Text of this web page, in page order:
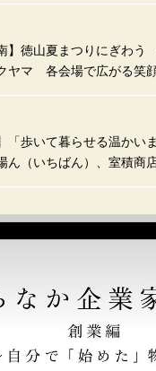
南】徳山夏まつりにぎわ
ヤマ 各会場で広がる笑
】「歩いて暮らせる温か
ん（いちばん）、室積商